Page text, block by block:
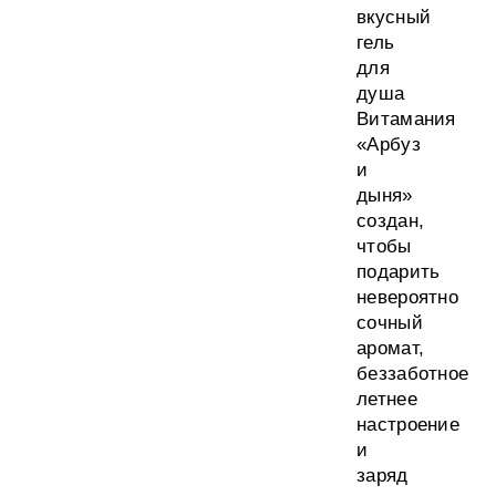
вкусный
гель
для
душа
Витамания
«Арбуз
и
дыня»
создан,
чтобы
подарить
невероятно
сочный
аромат,
беззаботное
летнее
настроение
и
заряд